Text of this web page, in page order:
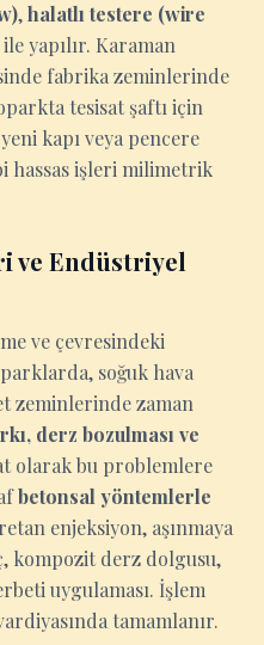
,halatlı testere (wire
ile yapılır. Karaman
fabrika zeminlerinde
tesisat şaftı için
kapı veya pencere
hassas işleri milimetrik
ve Endüstriyel
ve çevresindeki
soğuk hava
zeminlerinde zaman
derz bozulması ve
olarak bu problemlere
betonsal yöntemlerle
enjeksiyon, aşınmaya
kompozit derz dolgusu,
uygulaması. İşlem
tamamlanır.